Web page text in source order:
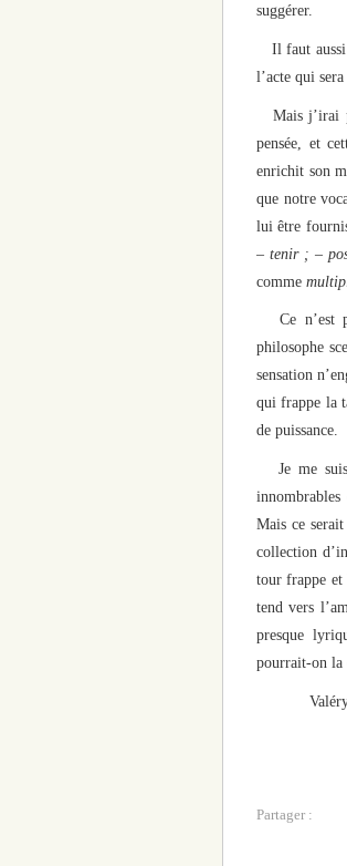
suggérer.
Il faut aussi
l’acte qui
Mais j’irai
pensée, et
enrichit son
que notre
lui être
– tenir ; –
comme
Ce n’est
philosophe
sensation
qui frappe la
de puissance.
Je me suis
Mais ce
collection
tour frappe et
tend vers
presque
pourrait-on
Partager :